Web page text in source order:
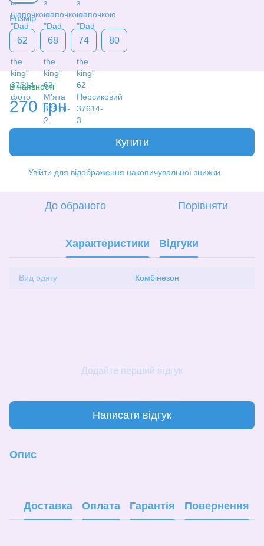
Розмір
62 68 74 80
В наявності
270 грн
Купити
Увійти для відображення накопичувальної знижки
До обраного Порівняти
Характеристики Відгуки
Вид одягу Комбінезон
Додайте перший відгук
Написати відгук
Опис
Доставка Оплата Гарантія Повернення